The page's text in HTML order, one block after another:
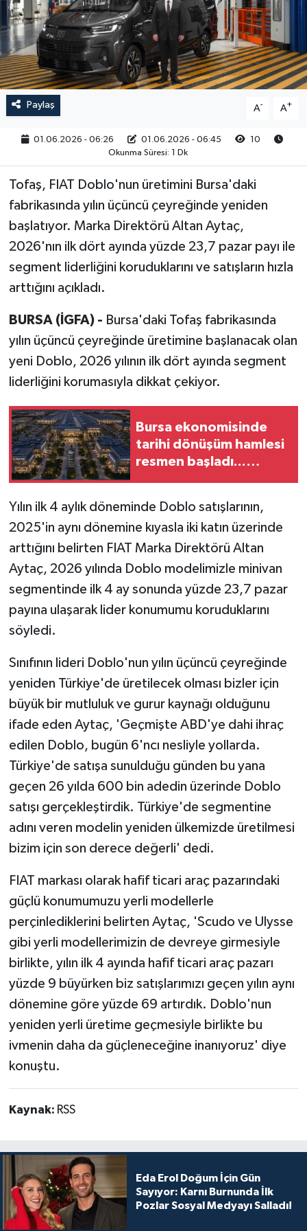
Paylaş A- A+
01.06.2026 - 06:26 01.06.2026 - 06:45
10
Okunma Süresi: 1 Dk
Tofaş, FIAT Doblo'nun üretimini Bursa'daki
fabrikasında yılın üçüncü çeyreğinde yeniden
başlatıyor. Marka Direktörü Altan Aytaç,
2026'nın ilk dört ayında yüzde 23,7 pazar payı ile
segment liderliğini koruduklarını ve satışların hızla
arttığını açıkladı.
BURSA (İGFA) - Bursa'daki Tofaş fabrikasında
yılın üçüncü çeyreğinde üretimine başlanacak olan
yeni Doblo, 2026 yılının ilk dört ayında segment
liderliğini korumasıyla dikkat çekiyor.
Bursa ekonomisinde
tarihi dönüşüm hamlesi
resmen başladı...
başladı
Yılın ilk 4 aylık döneminde Doblo satışlarının,
2025'in aynı dönemine kıyasla iki katın üzerinde
arttığını belirten FIAT Marka Direktörü Altan
Aytaç, 2026 yılında Doblo modelimizle minivan
segmentinde ilk 4 ay sonunda yüzde 23,7 pazar
payına ulaşarak lider konumumu koruduklarını
söyledi.
Sınıfının lideri Doblo'nun yılın üçüncü çeyreğinde
yeniden Türkiye'de üretilecek olması bizler için
büyük bir mutluluk ve gurur kaynağı olduğunu
ifade eden Aytaç, 'Geçmişte ABD'ye dahi ihraç
edilen Doblo, bugün 6'ncı nesliyle yollarda.
Türkiye'de satışa sunulduğu günden bu yana
geçen 26 yılda 600 bin adedin üzerinde Doblo
satışı gerçekleştirdik. Türkiye'de segmentine
adını veren modelin yeniden ülkemizde üretilmesi
bizim için son derece değerli' dedi.
FIAT markası olarak hafif ticari araç pazarındaki
güçlü konumumuzu yerli modellerle
perçinlediklerini belirten Aytaç, 'Scudo ve Ulysse
gibi yerli modellerimizin de devreye girmesiyle
birlikte, yılın ilk 4 ayında hafif ticari araç pazarı
yüzde 9 büyürken biz satışlarımızı geçen yılın aynı
dönemine göre yüzde 69 artırdık. Doblo'nun
yeniden yerli üretime geçmesiyle birlikte bu
ivmenin daha da güçleneceğine inanıyoruz' diye
konuştu.
Kaynak: RSS
Eda Erol Doğum İçin Gün
Sayıyor: Karnı Burnunda İlk
Pozlar Sosyal Medyayı Salladı!
RESMİ İLAN